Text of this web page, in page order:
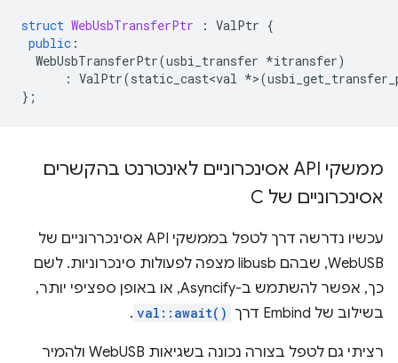
struct WebUsbTransferPtr : ValPtr {
public :
WebUsbTransferPtr(usbi_transfer *itransfer)
: ValPtr(static_cast<val *>(
};
ממשקי API אסינכרוניים לאינטרנט בהקשרים
אסינכרוניים של C
עכשיו נדרשה דרך לטפל בממשקי API אסינכררוניים של
WebUSB, שבהם libusb מצפה לפעולות סינכרוניות. לשם
כך, אפשר להשתמש ב-Asyncify, או באופן ספציפי יותר,
בשילוב של Embind דרך
val::await()
.
רציתי גם לטפל בצורה נכונה בשגיאות WebUSB ולהמיר